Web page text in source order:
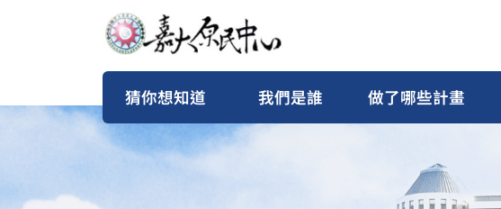
猜你想知道 我們是誰 做了哪些計畫